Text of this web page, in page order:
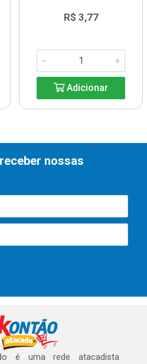
R$ 3,77
Adicionar
nossas
é uma rede atacadista